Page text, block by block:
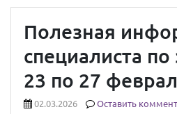
Полезная
специалиста по
23 по 27
02.03.2026 Оставить